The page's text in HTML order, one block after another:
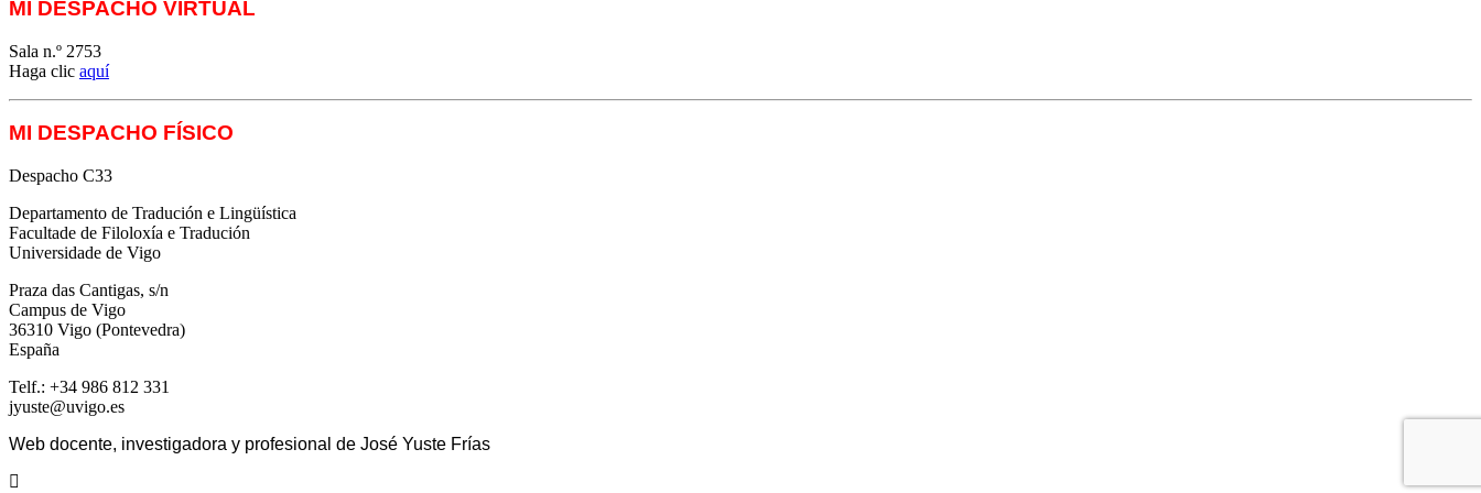
MI DESPACHO VIRTUAL
Sala n.º 2753
Haga clic aquí
MI DESPACHO FÍSICO
Despacho C33
Departamento de Tradución e Lingüística
Facultade de Filoloxía e Tradución
Universidade de Vigo
Praza das Cantigas, s/n
Campus de Vigo
36310 Vigo (Pontevedra)
España
Telf.: +34 986 812 331
jyuste@uvigo.es
Web docente, investigadora y profesional de José Yuste Frías